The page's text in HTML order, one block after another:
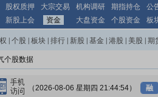
股权质押 大宗交易 机构调研 期指持仓 公
新股上会 资金 大盘资金 个股资金 板
个股 板块 排行 新股 基金 港股 美股 期
个股数据
（2026-08-06 星期四 21:44:54） 融